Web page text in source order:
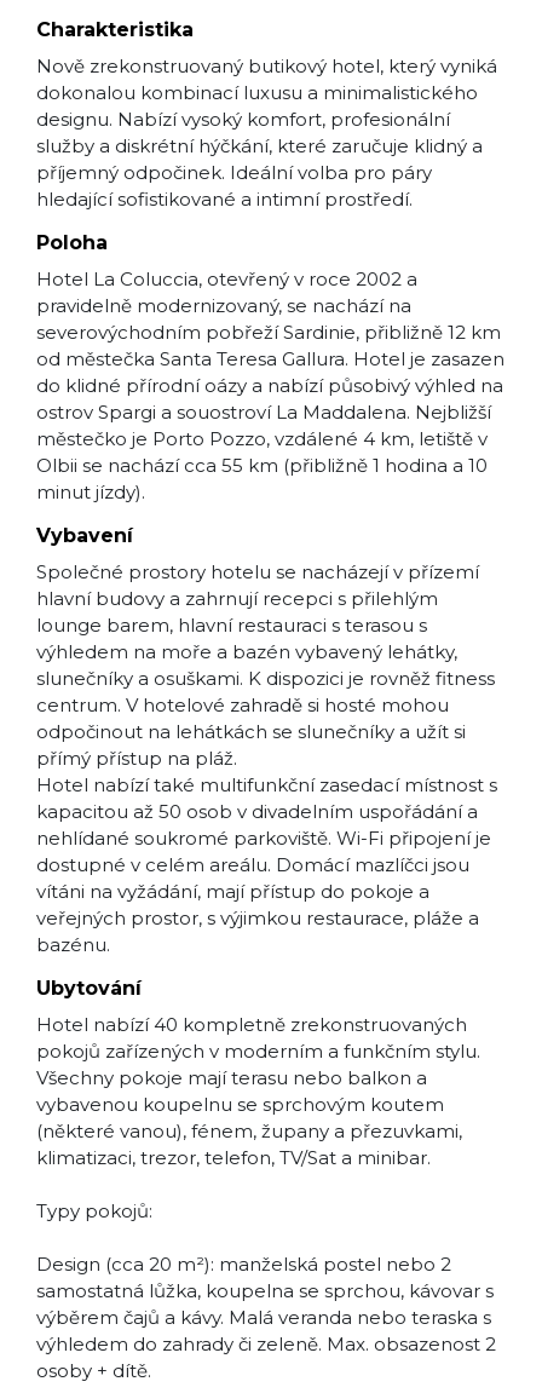
Charakteristika
Nově zrekonstruovaný butikový hotel, který vyniká
dokonalou kombinací luxusu a minimalistického
designu. Nabízí vysoký komfort, profesionální
služby a diskrétní hýčkání, které zaručuje klidný a
příjemný odpočinek. Ideální volba pro páry
hledající sofistikované a intimní prostředí.
Poloha
Hotel La Coluccia, otevřený v roce 2002 a
pravidelně modernizovaný, se nachází na
severovýchodním pobřeží Sardinie, přibližně 12 km
od městečka Santa Teresa Gallura. Hotel je zasazen
do klidné přírodní oázy a nabízí působivý výhled na
ostrov Spargi a souostroví La Maddalena. Nejbližší
městečko je Porto Pozzo, vzdálené 4 km, letiště v
Olbii se nachází cca 55 km (přibližně 1 hodina a 10
minut jízdy).
Vybavení
Společné prostory hotelu se nacházejí v přízemí
hlavní budovy a zahrnují recepci s přilehlým
lounge barem, hlavní restauraci s terasou s
výhledem na moře a bazén vybavený lehátky,
slunečníky a osuškami. K dispozici je rovněž fitness
centrum. V hotelové zahradě si hosté mohou
odpočinout na lehátkách se slunečníky a užít si
přímý přístup na pláž.
Hotel nabízí také multifunkční zasedací místnost s
kapacitou až 50 osob v divadelním uspořádání a
nehlídané soukromé parkoviště. Wi-Fi připojení je
dostupné v celém areálu. Domácí mazlíčci jsou
vítáni na vyžádání, mají přístup do pokoje a
veřejných prostor, s výjimkou restaurace, pláže a
bazénu.
Ubytování
Hotel nabízí 40 kompletně zrekonstruovaných
pokojů zařízených v moderním a funkčním stylu.
Všechny pokoje mají terasu nebo balkon a
vybavenou koupelnu se sprchovým koutem
(některé vanou), fénem, župany a přezuvkami,
klimatizaci, trezor, telefon, TV/Sat a minibar.
Typy pokojů:
Design (cca 20 m²): manželská postel nebo 2
samostatná lůžka, koupelna se sprchou, kávovar s
výběrem čajů a kávy. Malá veranda nebo teraska s
výhledem do zahrady či zeleně. Max. obsazenost 2
osoby + dítě.